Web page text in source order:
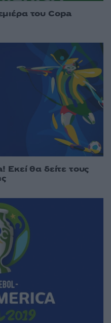
του Copa
θα δείτε τους